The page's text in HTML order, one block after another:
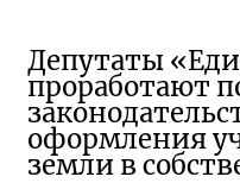
Депутаты
проработают
оформления
земли в